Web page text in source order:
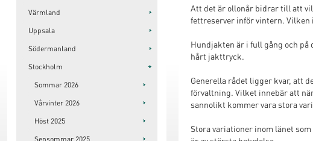
Värmland
Uppsala
Södermanland
Stockholm
Sommar 2026
Vårvinter 2026
Höst 2025
Sensommar 2025
Att det är ollonår bidrar till att
fettreserver inför vintern.
Hundjakten är i full gång och
hårt jakttryck.
Generella rådet ligger kvar, att
förvaltning. Vilket innebär att
sannolikt kommer vara stora
Stora variationer inom länet